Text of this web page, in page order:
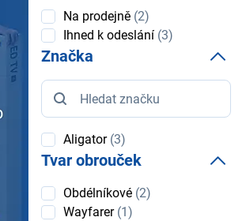
Dostupnost
Na prodejně (2)
Ihned k odeslání (3)
Značka
Značka
Aligator(3)
Tvar obrouček
Tvar
obrouček
Obdélníkové (2)
Wayfarer(1)